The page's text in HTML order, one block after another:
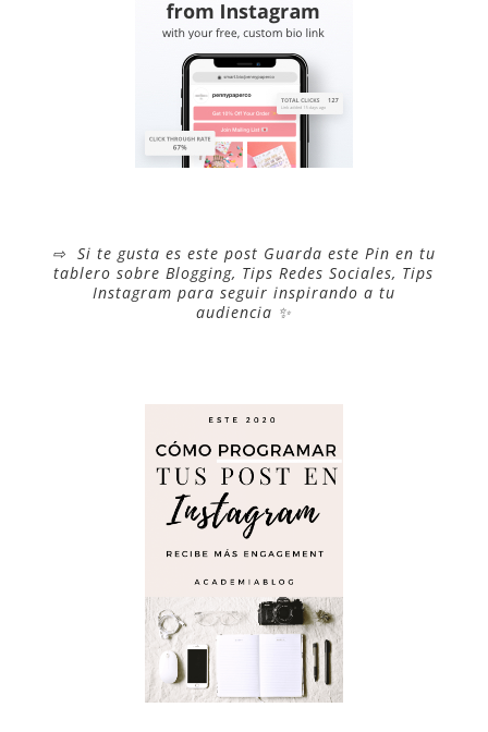
⇨ Si te gusta es este post Guarda este Pin en tu
tablero sobre Blogging, Tips Redes Sociales, Tips
Instagram para seguir inspirando a tu
audiencia ✨